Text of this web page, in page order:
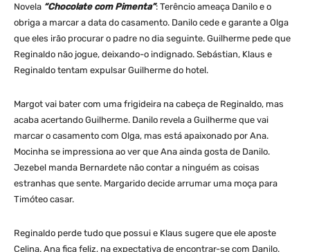
Novela “Chocolate com Pimenta”: Terêncio ameaça Danilo e o
obriga a marcar a data do casamento. Danilo cede e garante a Olga
que eles irão procurar o padre no dia seguinte. Guilherme pede que
Reginaldo não jogue, deixando-o indignado. Sebástian, Klaus e
Reginaldo tentam expulsar Guilherme do hotel.
Margot vai bater com uma frigideira na cabeça de Reginaldo, mas
acaba acertando Guilherme. Danilo revela a Guilherme que vai
marcar o casamento com Olga, mas está apaixonado por Ana.
Mocinha se impressiona ao ver que Ana ainda gosta de Danilo.
Jezebel manda Bernardete não contar a ninguém as coisas
estranhas que sente. Margarido decide arrumar uma moça para
Timóteo casar.
Reginaldo perde tudo que possui e Klaus sugere que ele aposte
Celina. Ana fica feliz, na expectativa de encontrar-se com Danilo.